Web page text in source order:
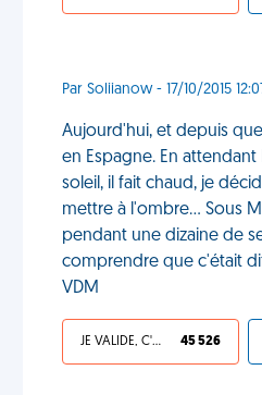
Par Soliianow - 17/10/2015
Aujourd'hui, et depuis
en Espagne. En attendant
soleil, il fait chaud, je
mettre à l'ombre... Sous
pendant une dizaine de
comprendre que c'était
VDM
JE VALIDE, C'EST UNE VDM 45 526